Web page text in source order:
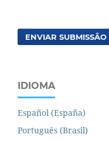
ENVIAR SUBMISSÃO
IDIOMA
Español (España)
Português (Brasil)